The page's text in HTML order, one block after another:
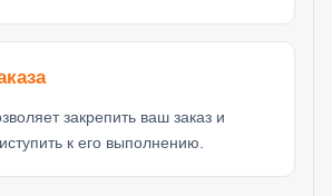
закрепить ваш заказ и
к его выполнению.